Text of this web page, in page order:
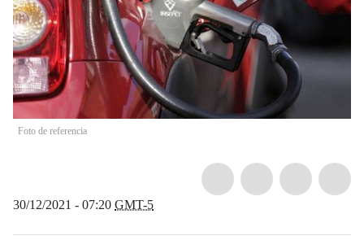
Foto de referencia
30/12/2021 - 07:20 GMT-5